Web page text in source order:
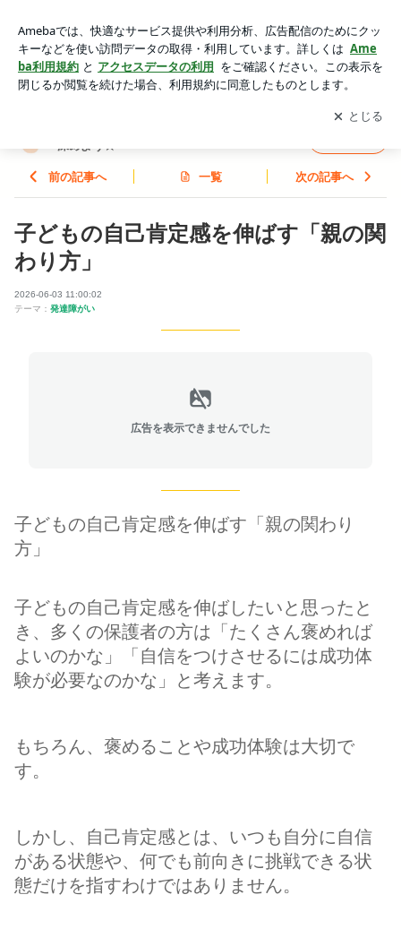
スク5)検査や発達検査の理解を深めよう☆
アプリをダウンロードして ブログの更新通知
を受け取りまし
ょう。
開く
深めよう☆
前の記事へ 一覧 次の記事へ
子どもの自己肯定感を伸ばす「親の関
わり方」
2026-06-03 11:00:02
テーマ： 発達障がい
広告を表示できませんでした
子どもの自己肯定感を伸ばす「親の関わり
方」
子どもの自己肯定感を伸ばしたいと思ったと
き、多くの保護者の方は「たくさん褒めれば
よいのかな」「自信をつけさせるには成功体
験が必要なのかな」と考えます。
もちろん、褒めることや成功体験は大切で
す。
しかし、自己肯定感とは、いつも自分に自信
がある状態や、何でも前向きに挑戦できる状
態だけを指すわけではありません。